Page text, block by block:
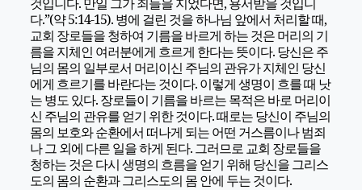
다.”(약 5:14-15). 병에 걸린 것을 하나님 앞에서 처리할 때,
교회 장로들을 청하여 기름을 바르게 하는 것은 머리의 기
름을 지체인 여러분에게 흐르게 한다는 뜻이다. 당신은 주
님의 몸의 일부로서 머리이신 주님의 관유가 지체인 당신
에게 흐르기를 바란다는 것이다. 이렇게 생명이 흐를 때 낫
는 병도 있다. 장로들이 기름을 바르는 목적은 바로 머리이
신 주님의 관유를 얻기 위한 것이다. 때로는 당신이 주님의
몸의 보호와 순환에서 떠나게 되는 어떤 거스름이나 범죄
나 그 외에 다른 일을 하게 된다. 그러므로 교회 장로들을
청하는 것은 다시 생명의 흐름을 얻기 위해 당신을 그리스
도의 몸의 순환과 그리스도의 몸 안에 두는 것이다.